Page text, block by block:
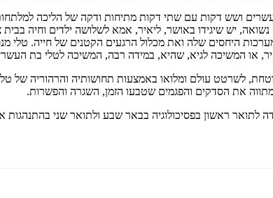
ושש דקות עם שתי דקות מתיחות ודקה של הליכה
נשואה, יש שיגידו באושר, ליאיר, אמא לשלושה ילדים
היחסים שלה ואת מכלול הרגעים הקטנים של חייה. טלי
או המשיכה לגיא, שהיא, במידה רבה, המשיכה לטלי בת
לשרטט עולם ומלואו באמצעות תחושותיה והרהוריה של
את הסדקים והפגמים שטבעו הזמן, השגרה והפשרות.
לתואר ראשון בפסיכולוגיה בבאר שבע ולתואר שני